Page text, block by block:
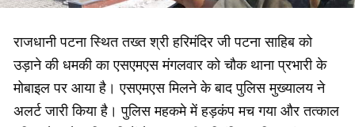
राजधानी पटना स्थित तख्त श्री हरिमंदिर जी पटना साहिब को
उड़ाने की धमकी का एसएमएस मंगलवार को चौक थाना प्रभारी के
मोबाइल पर आया है। एसएमएस मिलने के बाद पुलिस मुख्यालय ने
अलर्ट जारी किया है। पुलिस महकमे में हड़कंप मच गया और तत्काल